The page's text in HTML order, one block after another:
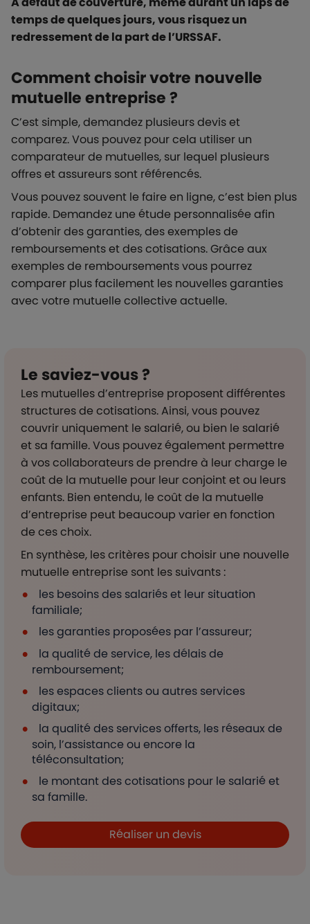
temps de quelques jours, vous risquez un
redressement de la part de l’URSSAF.
Comment choisir votre nouvelle
mutuelle entreprise ?
C’est simple, demandez plusieurs devis et
comparez. Vous pouvez pour cela utiliser un
comparateur de mutuelles, sur lequel plusieurs
offres et assureurs sont référencés.
Vous pouvez souvent le faire en ligne, c’est bien plus
rapide. Demandez une étude personnalisée afin
d’obtenir des garanties, des exemples de
remboursements et des cotisations. Grâce aux
exemples de remboursements vous pourrez
comparer plus facilement les nouvelles garanties
avec votre mutuelle collective actuelle.
Le saviez-vous ?
Les mutuelles d’entreprise proposent différentes
structures de cotisations. Ainsi, vous pouvez
couvrir uniquement le salarié, ou bien le salarié
et sa famille. Vous pouvez également permettre
à vos collaborateurs de prendre à leur charge le
coût de la mutuelle pour leur conjoint et ou leurs
enfants. Bien entendu, le coût de la mutuelle
d’entreprise peut beaucoup varier en fonction
de ces choix.
En synthèse, les critères pour choisir une nouvelle
mutuelle entreprise sont les suivants :
les besoins des salariés et leur situation
familiale;
les garanties proposées par l’assureur;
la qualité de service, les délais de
remboursement;
les espaces clients ou autres services
digitaux;
la qualité des services offerts, les réseaux de
soin, l’assistance ou encore la
téléconsultation;
le montant des cotisations pour le salarié et
sa famille.
Boutons et liensRéaliser un devis